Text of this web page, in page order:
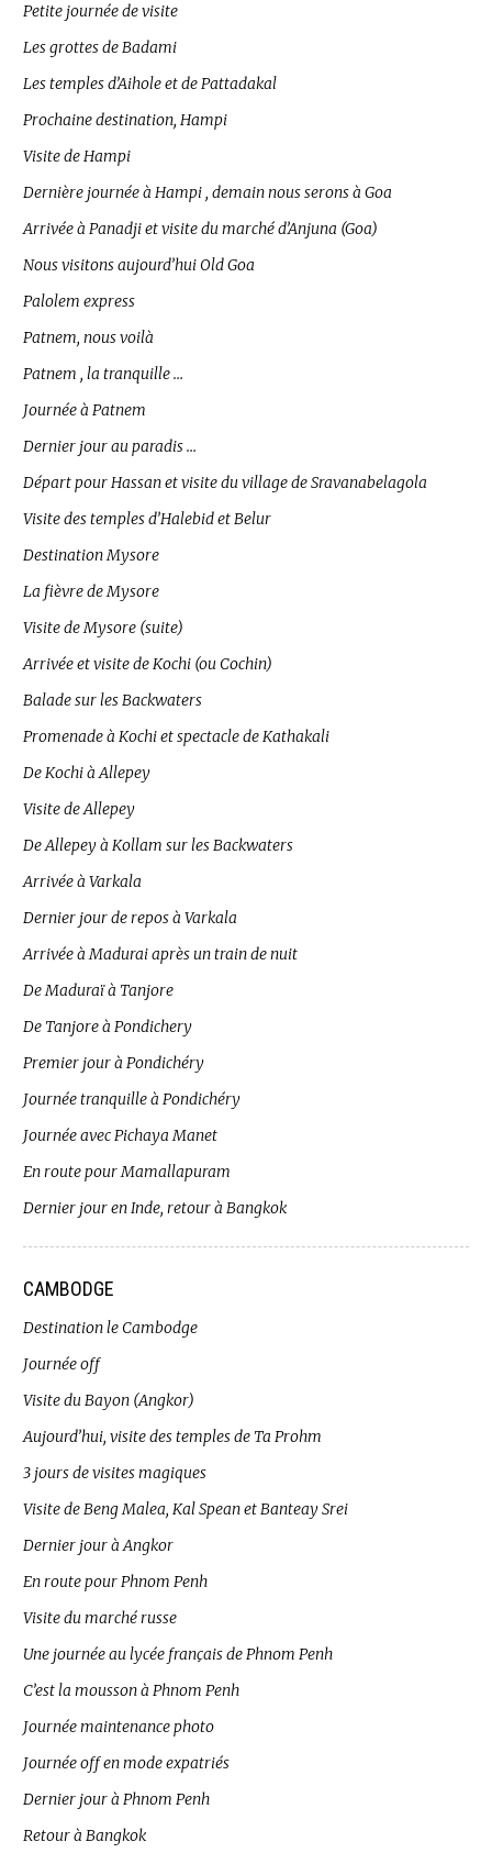
Petite journée de visite
Les grottes de Badami
Les temples d’Aihole et de Pattadakal
Prochaine destination, Hampi
Visite de Hampi
Dernière journée à Hampi , demain nous serons à Goa
Arrivée à Panadji et visite du marché d’Anjuna (Goa)
Nous visitons aujourd’hui Old Goa
Palolem express
Patnem, nous voilà
Patnem , la tranquille …
Journée à Patnem
Dernier jour au paradis …
Départ pour Hassan et visite du village de Sravanabelagola
Visite des temples d’Halebid et Belur
Destination Mysore
La fièvre de Mysore
Visite de Mysore (suite)
Arrivée et visite de Kochi (ou Cochin)
Balade sur les Backwaters
Promenade à Kochi et spectacle de Kathakali
De Kochi à Allepey
Visite de Allepey
De Allepey à Kollam sur les Backwaters
Arrivée à Varkala
Dernier jour de repos à Varkala
Arrivée à Madurai après un train de nuit
De Maduraï à Tanjore
De Tanjore à Pondichery
Premier jour à Pondichéry
Journée tranquille à Pondichéry
Journée avec Pichaya Manet
En route pour Mamallapuram
Dernier jour en Inde, retour à Bangkok
CAMBODGE
Destination le Cambodge
Journée off
Visite du Bayon (Angkor)
Aujourd’hui, visite des temples de Ta Prohm
3 jours de visites magiques
Visite de Beng Malea, Kal Spean et Banteay Srei
Dernier jour à Angkor
En route pour Phnom Penh
Visite du marché russe
Une journée au lycée français de Phnom Penh
C’est la mousson à Phnom Penh
Journée maintenance photo
Journée off en mode expatriés
Dernier jour à Phnom Penh
Retour à Bangkok